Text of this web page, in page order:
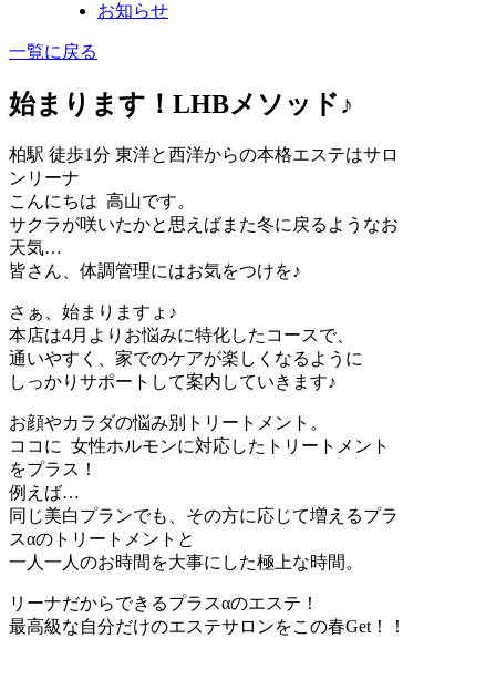
お知らせ
一覧に戻る
始まります！LHBメソッド♪
柏駅 徒歩1分 東洋と西洋からの本格エステはサロ
ンリーナ
こんにちは 高山です。
サクラが咲いたかと思えばまた冬に戻るようなお
天気…
皆さん、体調管理にはお気をつけを♪
さぁ、始まりますょ♪
本店は4月よりお悩みに特化したコースで、
通いやすく、家でのケアが楽しくなるように
しっかりサポートして案内していきます♪
お顔やカラダの悩み別トリートメント。
ココに 女性ホルモンに対応したトリートメント
をプラス！
例えば…
同じ美白プランでも、その方に応じて増えるプラ
スαのトリートメントと
一人一人のお時間を大事にした極上な時間。
リーナだからできるプラスαのエステ！
最高級な自分だけのエステサロンをこの春Get！！